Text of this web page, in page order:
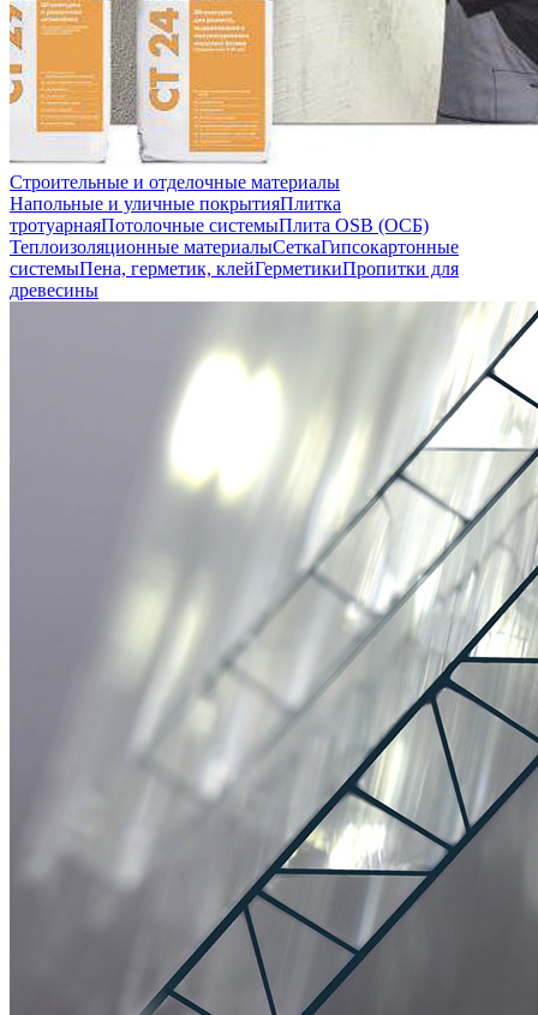
Строительные и отделочные материалы
Напольные и уличные покрытияПлитка
тротуарнаяПотолочные системыПлита OSB (ОСБ)
Теплоизоляционные материалыСеткаГипсокартонные
системыПена, герметик, клейГерметикиПропитки для
древесины